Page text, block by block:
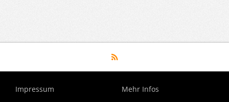
Impressum Mehr Infos